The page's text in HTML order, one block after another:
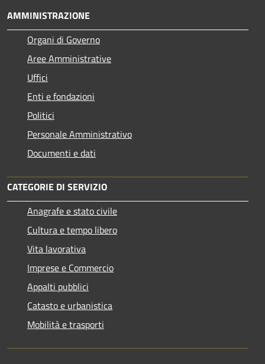
AMMINISTRAZIONE
Organi di Governo
Aree Amministrative
Uffici
Enti e fondazioni
Politici
Personale Amministrativo
Documenti e dati
CATEGORIE DI SERVIZIO
Anagrafe e stato civile
Cultura e tempo libero
Vita lavorativa
Imprese e Commercio
Appalti pubblici
Catasto e urbanistica
Mobilità e trasporti